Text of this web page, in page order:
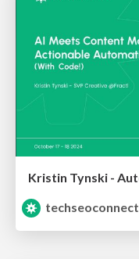
techseoconnect